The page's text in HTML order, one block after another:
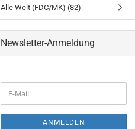
Alle Welt (FDC/MK) (82)
Newsletter-Anmeldung
ZUR
ANMELDUNG
E-
Mail
ANMELDEN